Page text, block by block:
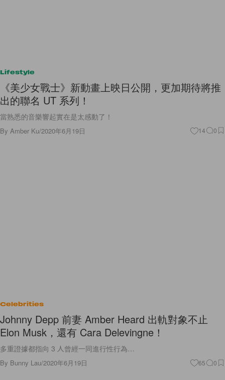
Lifestyle
《美少女戰士》新動畫上映日公開，更加期待將推
出的聯名 UT 系列！
當熟悉的音樂響起實在是太感動了！
By Amber Ku/2020年6月19日 14 0
Celebrities
Johnny Depp 前妻 Amber Heard 出軌對象不止
Elon Musk，還有 Cara Delevingne！
多重證據都指向 3 人曾經一同進行性行為…
By Bunny Lau/2020年6月19日 65 0